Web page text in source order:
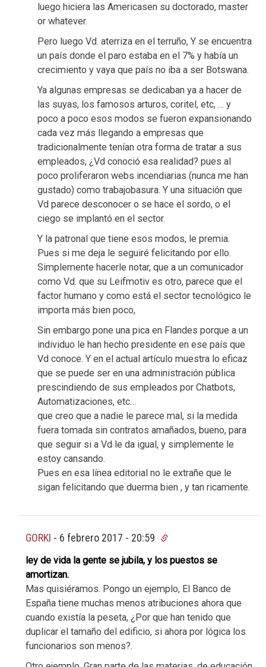
luego hiciera las Americasen su doctorado, master
or whatever.
Pero luego Vd. aterriza en el terruño, Y se encuentra
un país donde el paro estaba en el 7% y había un
crecimiento y vaya que país no iba a ser Botswana.
Ya algunas empresas se dedicaban ya a hacer de
las suyas, los famosos arturos, coritel, etc, … y
poco a poco esos modos se fueron expansionando
cada vez más llegando a empresas que
tradicionalmente tenían otra forma de tratar a sus
empleados, ¿Vd conoció esa realidad? pues al
poco proliferaron webs incendiarias (nunca me han
gustado) como trabajobasura. Y una situación que
Vd parece desconocer o se hace el sordo, o el
ciego se implantó en el sector.
Y la patronal que tiene esos modos, le premia.
Pues si me deja le seguiré felicitando por ello.
Simplemente hacerle notar, que a un comunicador
como Vd. que su Leifmotiv es otro, parece que el
factor humano y como está el sector tecnológico le
importa más bien poco,
Sin embargo pone una pica en Flandes porque a un
individuo le han hecho presidente en ese país que
Vd conoce. Y en el actual artículo muestra lo eficaz
que se puede ser en una administración pública
prescindiendo de sus empleados por Chatbots,
Automatizaciones, etc…
que creo que a nadie le parece mal, si la medida
fuera tomada sin contratos amañados, bueno, para
que seguir si a Vd le da igual, y simplemente le
estoy cansando.
Pues en esa línea editorial no le extrañe que le
sigan felicitando que duerma bien , y tan ricamente.
GORKI - 6 febrero 2017 - 20:59
ley de vida la gente se jubila, y los puestos se
amortizan.
Mas quisiéramos. Pongo un ejemplo, El Banco de
España tiene muchas menos atribuciones ahora que
cuando existía la peseta, ¿Por que han tenido que
duplicar el tamaño del edificio, si ahora por lógica los
funcionarios son menos?.